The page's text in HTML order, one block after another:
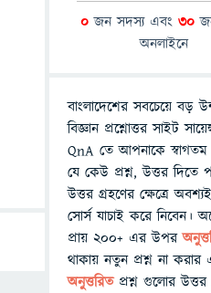
0জন সদস্য এবং 30
অনলাইনে
বাংলাদেশের সবচেয়ে বড়
বিজ্ঞান প্রশ্নোত্তর সাইট
QnA তে আপনাকে
যে কেউ প্রশ্ন, উত্তর দিতে
উত্তর গ্রহণের ক্ষেত্রে
সোর্স যাচাই করে নিবেন।
প্রায় ২০০+ এর উপর
থাকায় নতুন প্রশ্ন না করার
অনুত্তরিত প্রশ্ন গুলোর